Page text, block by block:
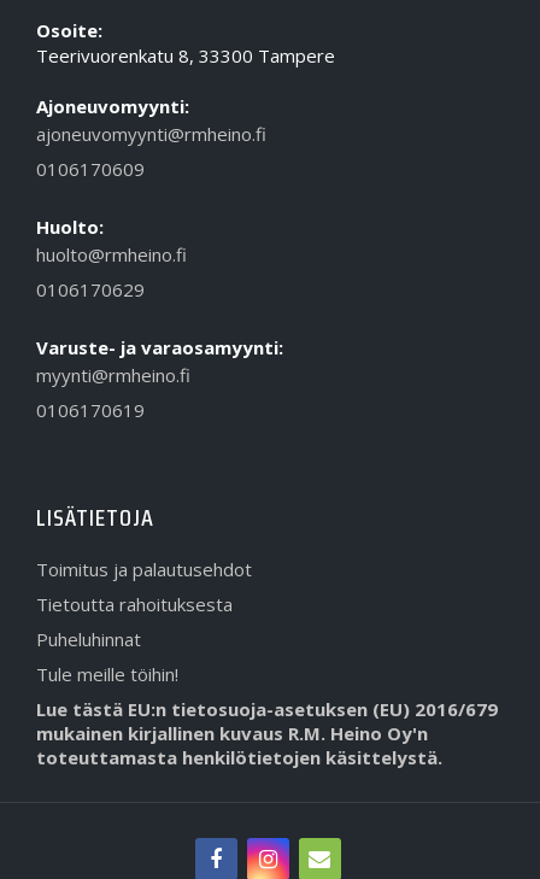
Osoite:
Teerivuorenkatu 8, 33300 Tampere
Ajoneuvomyynti:
ajoneuvomyynti@rmheino.fi
0106170609
Huolto:
huolto@rmheino.fi
0106170629
Varuste- ja varaosamyynti:
myynti@rmheino.fi
0106170619
LISÄTIETOJA
Toimitus ja palautusehdot
Tietoutta rahoituksesta
Puheluhinnat
Tule meille töihin!
Lue tästä EU:n tietosuoja-asetuksen (EU) 2016/679
mukainen kirjallinen kuvaus R.M. Heino Oy'n
toteuttamasta henkilötietojen käsittelystä.